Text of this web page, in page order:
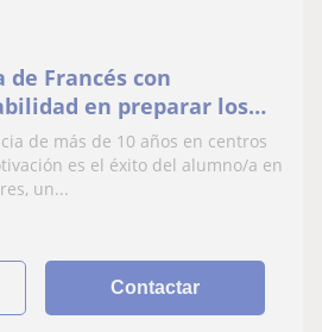
Francés con
en preparar los
de más de 10 años en centros
es el éxito del alumno/a en
un...
Contactar